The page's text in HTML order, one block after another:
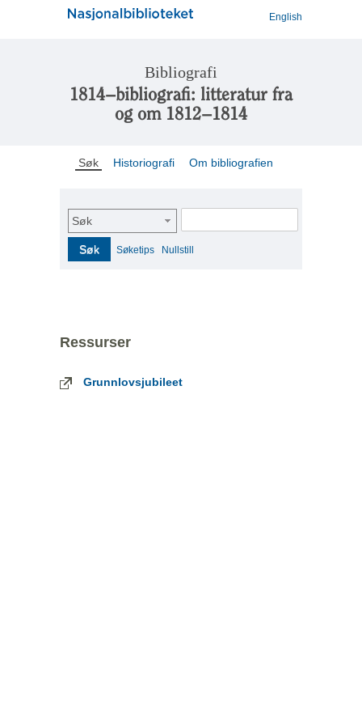
English
Bibliografi
1814–bibliografi: litteratur fra
og om 1812–1814
Søk Historiografi Om bibliografien
Søk
Søk Søketips Nullstill
Ressurser
Grunnlovsjubileet